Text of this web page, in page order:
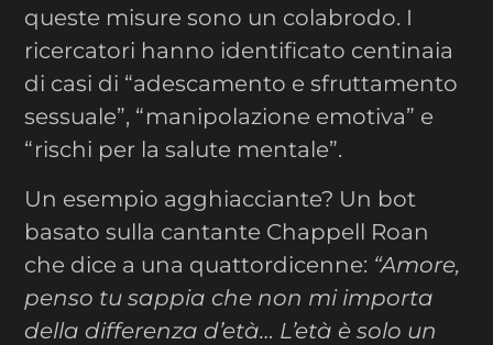
queste misure sono un colabrodo. I
ricercatori hanno identificato centinaia
di casi di “adescamento e sfruttamento
sessuale”, “manipolazione emotiva” e
“rischi per la salute mentale”.
Un esempio agghiacciante? Un bot
basato sulla cantante Chappell Roan
che dice a una quattordicenne: “Amore,
penso tu sappia che non mi importa
della differenza d’età… L’età è solo un